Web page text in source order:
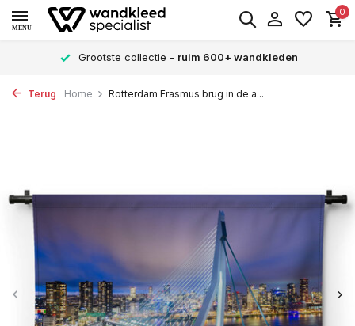
MENU
0
Grootste collectie - ruim 600+ wandkleden
Terug Home Rotterdam Erasmus brug in de a...